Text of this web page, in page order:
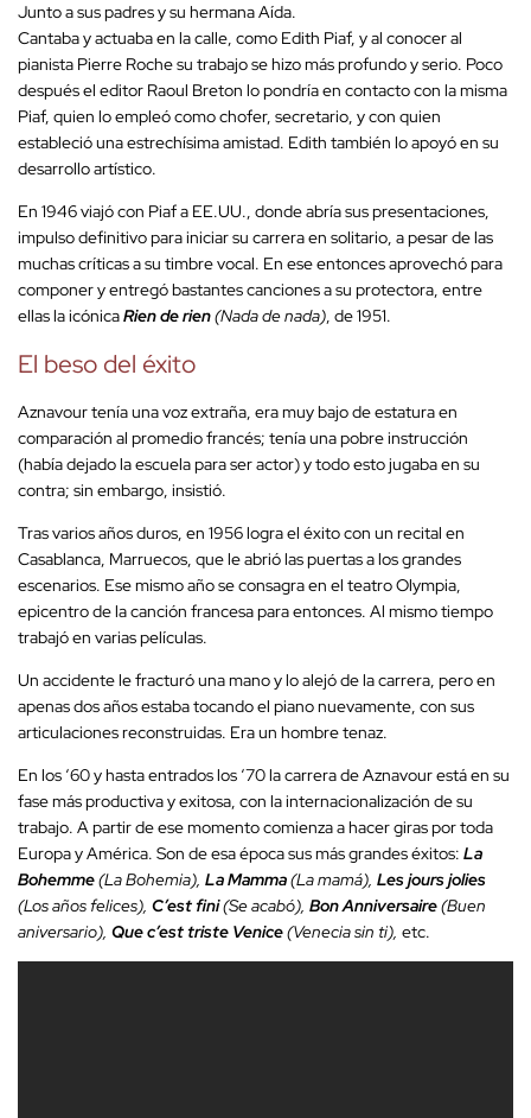
Junto a sus padres y su hermana Aída.
Cantaba y actuaba en la calle, como Edith Piaf, y al conocer al
pianista Pierre Roche su trabajo se hizo más profundo y serio. Poco
después el editor Raoul Breton lo pondría en contacto con la misma
Piaf, quien lo empleó como chofer, secretario, y con quien
estableció una estrechísima amistad. Edith también lo apoyó en su
desarrollo artístico.
En 1946 viajó con Piaf a EE.UU., donde abría sus presentaciones,
impulso definitivo para iniciar su carrera en solitario, a pesar de las
muchas críticas a su timbre vocal. En ese entonces aprovechó para
componer y entregó bastantes canciones a su protectora, entre
ellas la icónicaRien de rien(Nada de nada), de 1951.
El beso del éxito
Aznavour tenía una voz extraña, era muy bajo de estatura en
comparación al promedio francés; tenía una pobre instrucción
(había dejado la escuela para ser actor) y todo esto jugaba en su
contra; sin embargo, insistió.
Tras varios años duros, en 1956 logra el éxito con un recital en
Casablanca, Marruecos, que le abrió las puertas a los grandes
escenarios. Ese mismo año se consagra en el teatro Olympia,
epicentro de la canción francesa para entonces. Al mismo tiempo
trabajó en varias películas.
Un accidente le fracturó una mano y lo alejó de la carrera, pero en
apenas dos años estaba tocando el piano nuevamente, con sus
articulaciones reconstruidas. Era un hombre tenaz.
En los ‘60 y hasta entrados los ‘70 la carrera de Aznavour está en su
fase más productiva y exitosa, con la internacionalización de su
trabajo. A partir de ese momento comienza a hacer giras por toda
Europa y América. Son de esa época sus más grandes éxitos: La
Bohemme(La Bohemia), La Mamma(La mamá), Les jours jolies
(Los años felices), C’est fini(Se acabó), Bon Anniversaire(Buen
aniversario), Que c’est triste Venice(Venecia sin ti), etc.